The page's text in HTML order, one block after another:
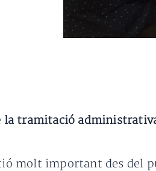
la tramitació
molt important des del